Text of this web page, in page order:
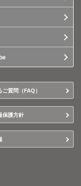
ご質問（FAQ）
保護方針